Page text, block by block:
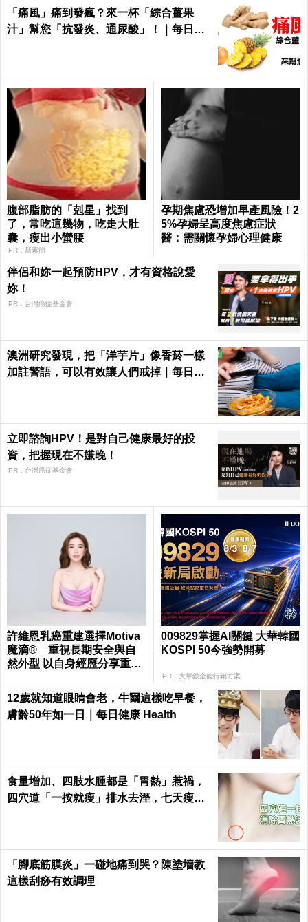
「痛風」痛到發瘋？來一杯「綜合薑果
汁」幫您「抗發炎、通尿酸」！｜每日健
腹部脂肪的「剋星」找到
了，常吃這幾物，吃走大肚
囊，瘦出小蠻腰
PR．新素簡
孕期焦慮恐增加早產風險！2
5%孕婦呈高度焦慮症狀
醫：需關懷孕婦心理健康
伴侶和妳一起預防HPV，才有資格說愛
妳！
PR．台灣癌症基金會
澳洲研究發現，把「洋芋片」像香菸一樣
加註警語，可以有效讓人們戒掉｜每日健
立即諮詢HPV！是對自己健康最好的投
資，把握現在不嫌晚！
PR．台灣癌症基金會
許維恩乳癌重建選擇Motiva
魔滴® 重視長期安全與自
然外型 以自身經歷分享重建
療歷程
009829掌握AI關鍵 大華韓國
KOSPI 50今強勢開募
PR．大華銀全能行銷方案
12歲就知道眼睛會老，牛爾這樣吃早餐，
膚齡50年如一日｜每日健康 Health
食量增加、四肢水腫都是「胃熱」惹禍，
四穴道「一按就瘦」排水去溼，七天瘦三
「腳底筋膜炎」一碰地痛到哭？陳塗墻教
這樣刮痧有效調理